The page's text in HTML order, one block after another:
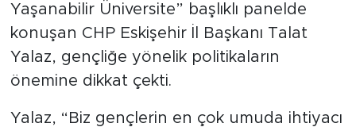
Yaşanabilir Üniversite” başlıklı panelde
konuşan CHP Eskişehir İl Başkanı Talat
Yalaz, gençliğe yönelik politikaların
önemine dikkat çekti.
Yalaz, “Biz gençlerin en çok umuda ihtiyacı